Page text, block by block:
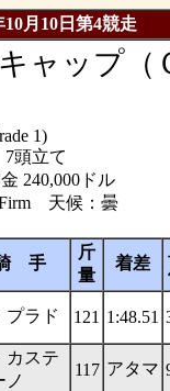
月10日第4競走
ャップ（
1)
頭立て
240,000ドル
天候：曇
手
斤
量
着差
プラド 121 1:48.51
カステ
ノ
117 アタマ